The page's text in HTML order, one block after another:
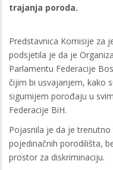
trajanja poroda.
Predstavnica Komisije za
podsjetila je da je
Parlamentu Federacije
čijim bi usvajanjem, kako
sigurnijem porođaju u
Federacije BiH.
Pojasnila je da je
pojedinačnih porodilišta,
prostor za diskriminaciju.